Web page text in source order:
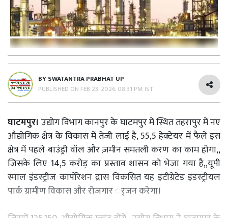
BYSWATANTRA PRABHAT UP
PUBLISHED ON FEB 23, 2026 08:31 PM IST
घाटमपुर। उद्योग विभाग कानपुर के घाटमपुर में स्थित तहरापुर में नए
औद्योगिक क्षेत्र के विकास में तेजी लाई है, 55,5 हेक्टेयर में फैले इस
क्षेत्र में पहले बाउंड्री वॉल और ज़मीन समतली करण का काम होगा,,
जिसके लिए 14,5 करोड़ का प्रस्ताव शासन को भेजा गया है,,यूपी
स्माल इंडस्ट्रीज कार्पोरेशन द्रास विकसित यह इंटीग्रेटेड इंडस्ट्रीयल
पार्क ग्रामीण विकास और रोजगार र््जन करेगा।